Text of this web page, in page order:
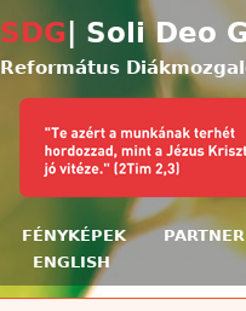
Ugrás a tartalomra
SDG | Soli Deo
Református
FÉNYKÉPEK
ENGLISH